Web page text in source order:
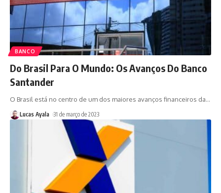
BANCO
Do Brasil Para O Mundo: Os Avanços Do Banco
Santander
O Brasil está no centro de um dos maiores avanços financeiros da…
Lucas Ayala 31 de março de 2023